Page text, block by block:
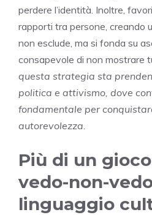
perdere l’identità. Inoltre,
rapporti tra persone, creando
non esclude, ma si fonda su
consapevole di non mostrare
questa strategia sta
politica e attivismo, dove
fondamentale per
autorevolezza.
Più di un
vedo-non-
linguaggio